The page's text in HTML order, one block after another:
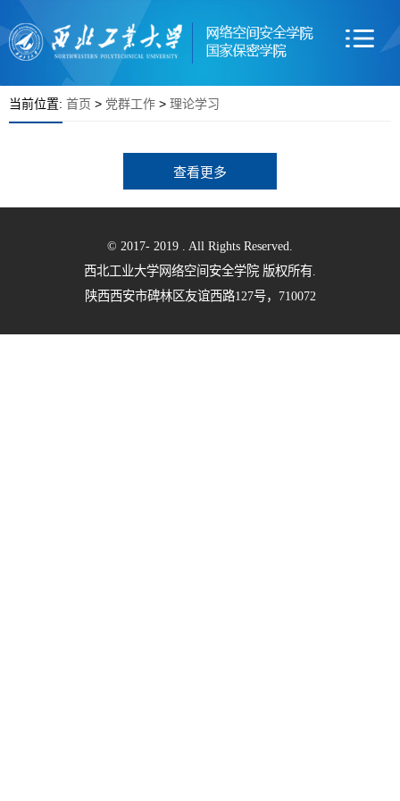
当前位置: 首页 > 党群工作 > 理论学习
查看更多
© 2017- 2019 . All Rights Reserved.
西北工业大学网络空间安全学院 版权所有.
陕西西安市碑林区友谊西路127号，710072